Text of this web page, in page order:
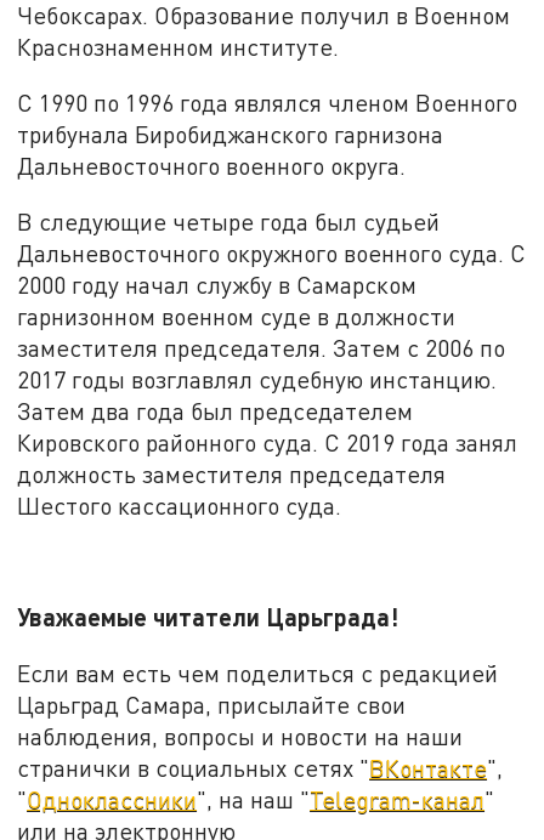
Чебоксарах. Образование получил в Военном
Краснознаменном институте.
С 1990 по 1996 года являлся членом Военного
трибунала Биробиджанского гарнизона
Дальневосточного военного округа.
В следующие четыре года был судьей
Дальневосточного окружного военного суда. С
2000 году начал службу в Самарском
гарнизонном военном суде в должности
заместителя председателя. Затем с 2006 по
2017 годы возглавлял судебную инстанцию.
Затем два года был председателем
Кировского районного суда. С 2019 года занял
должность заместителя председателя
Шестого кассационного суда.
Уважаемые читатели Царьграда!
Если вам есть чем поделиться с редакцией
Царьград Самара, присылайте свои
наблюдения, вопросы и новости на наши
странички в социальных сетях "ВКонтакте",
"Одноклассники", на наш "Telegram-канал"
или на электронную